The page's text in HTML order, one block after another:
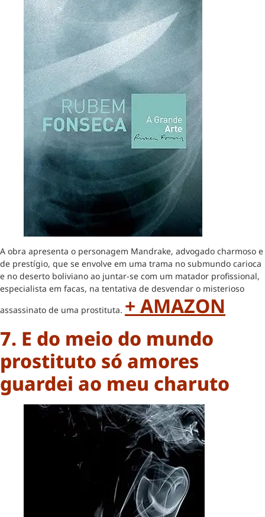
A obra apresenta o personagem Mandrake, advogado charmoso e
de prestígio, que se envolve em uma trama no submundo carioca
e no deserto boliviano ao juntar-se com um matador profissional,
especialista em facas, na tentativa de desvendar o misterioso
assassinato de uma prostituta. + AMAZON
7. E do meio do mundo
prostituto só amores
guardei ao meu charuto